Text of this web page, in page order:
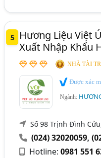
5
Hương Liệu Việt
Xuất Nhập Khẩu
NHÀ TÀI
Được xác
Ngành:
Số 98 Trịnh Đình
(024) 32020059,
Hotline:0981 551